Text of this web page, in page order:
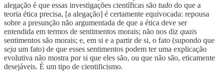
alegação é que essas investigações científicas são tudo do que a
teoria ética precisa, [a alegação] é certamente equivocada: repousa
sobre a presunção não argumentada de que a ética deve ser
entendida em termos de sentimentos morais; não nos diz quais
sentimentos são morais; e, em si e a partir de si, o fato (supondo que
seja um fato) de que esses sentimentos podem ter uma explicação
evolutiva não mostra por si que eles são, ou que não são, eticamente
desejáveis. É um tipo de cientificismo.